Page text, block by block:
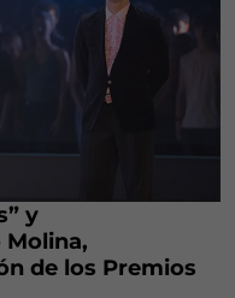
y
Molina,
de los Premios